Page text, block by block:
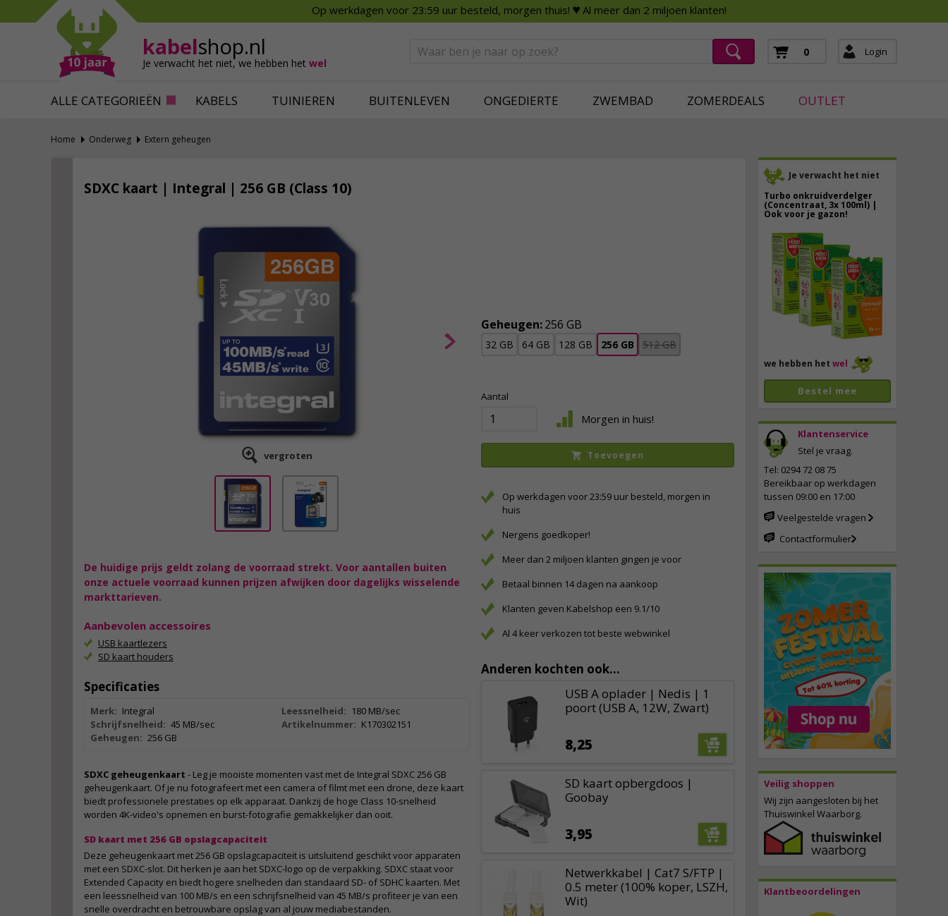
Op werkdagen voor 23:59 uur besteld, morgen thuis! ♥ Al meer dan 2 miljoen klanten!
kabelshop.nl
Je verwacht het niet, we hebben het wel
0 Login
ALLE CATEGORIEËN KABELS TUINIEREN BUITENLEVEN ONGEDIERTE ZWEMBAD ZOMERDEALS OUTLET
Mollen verjagen
Slakken bestrijden
Katten verjagen
Alles tegen ongedierte
Verfbenodigdheden
Behangbenodigdheden
Ventilatie
Smart Home
Deurbellen
Slimme beveiliging
Home Onderweg Extern geheugen
Je verwacht het niet
Turbo onkruidverdelger
(Concentraat, 3x 100ml) |
Ook voor je gazon!
40,
we hebben het wel
Bestel mee
Klantenservice
Stel je vraag.
Tel: 0294 72 08 75
Bereikbaar op werkdagen
tussen 09:00 en 17:00
Veelgestelde vragen
Contactformulier
Veilig shoppen
Wij zijn aangesloten bij het
Thuiswinkel Waarborg.
Klantbeoordelingen
SDXC kaart | Integral | 256 GB (Class 10)
vergroten
De huidige prijs geldt zolang de voorraad strekt. Voor aantallen buiten
onze actuele voorraad kunnen prijzen afwijken door dagelijks wisselende
markttarieven.
Aanbevolen accessoires
USB kaartlezers
SD kaart houders
Specificaties
Merk: Integral
Schrijfsnelheid: 45 MB/sec
Geheugen: 256 GB
Leessnelheid: 180 MB/sec
Artikelnummer: K170302151
SDXC geheugenkaart - Leg je mooiste momenten vast met de Integral SDXC 256 GB
geheugenkaart. Of je nu fotografeert met een camera of filmt met een drone, deze kaart
biedt professionele prestaties op elk apparaat. Dankzij de hoge Class 10-snelheid
worden 4K-video's opnemen en burst-fotografie gemakkelijker dan ooit.
SD kaart met 256 GB opslagcapaciteit
Deze geheugenkaart met 256 GB opslagcapaciteit is uitsluitend geschikt voor apparaten
met een SDXC-slot. Dit herken je aan het SDXC-logo op de verpakking. SDXC staat voor
Extended Capacity en biedt hogere snelheden dan standaard SD- of SDHC kaarten. Met
een leessnelheid van 100 MB/s en een schrijfsnelheid van 45 MB/s profiteer je van een
snelle overdracht en betrouwbare opslag van al jouw mediabestanden.
Geheugen:256 GB
32 GB 64 GB 128 GB 256 GB 512 GB
Aantal
Morgen in huis!
Toevoegen
Op werkdagen voor 23:59 uur besteld, morgen in
huis
Nergens goedkoper!
Meer dan 2 miljoen klanten gingen je voor
Betaal binnen 14 dagen na aankoop
Klanten geven Kabelshop een 9.1/10
Al 4 keer verkozen tot beste webwinkel
Anderen kochten ook...
USB A oplader | Nedis | 1
poort (USB A, 12W, Zwart)
8,25
SD kaart opbergdoos |
Goobay
3,95
Netwerkkabel | Cat7 S/FTP |
0.5 meter (100% koper, LSZH,
Wit)